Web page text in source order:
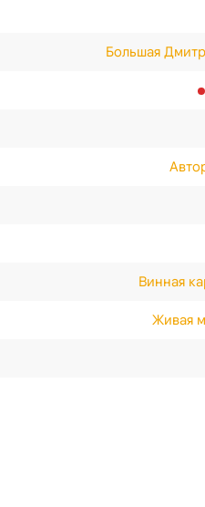
Большая
Винная
Живая